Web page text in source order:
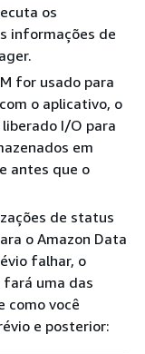
os
informações de
for usado para
o aplicativo, o
I/O para
em
antes que o
de status
o Amazon Data
falhar, o
fará uma das
como você
e posterior: